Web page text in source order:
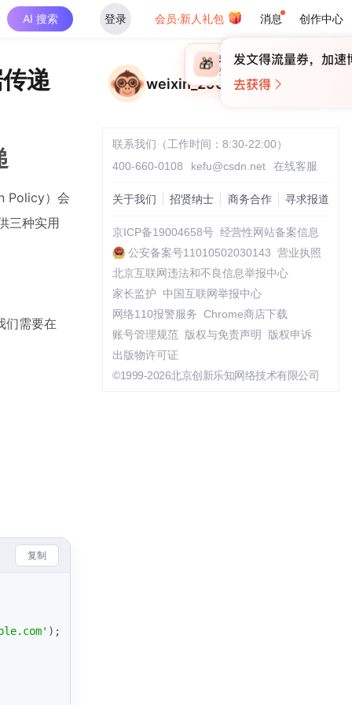
AI 搜索 登录 会员·新人礼包 消息 创作中心
×
🎁 未登录
登录领取最高
递
Policy）会
三种实用
们需要在
复制
);
weixin_29014237
联系我们（工作时间：8:30-22:00）
400-660-0108
kefu@csdn.net 在线客服
关于我们 招贤纳士 商务合作 寻求报道
京ICP备19004658号 经营性网站备案信息
公安备案号11010502030143 营业执照
北京互联网违法和不良信息举报中心
家长监护
中国互联网举报中心
网络110报警服务 Chrome商店下载
账号管理规范
版权与免责声明
版权申诉
出版物许可证
©1999-2026北京创新乐知网络技术有限公司